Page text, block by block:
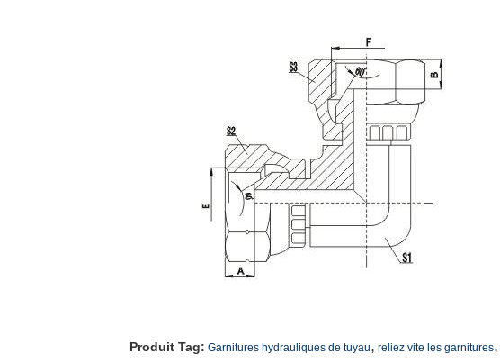
Produit Tag: Garnitures hydrauliques de tuyau, reliez vite les garnitures,